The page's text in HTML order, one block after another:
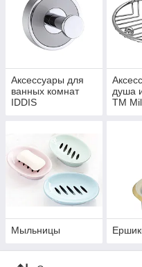
Аксессуары для
ванных комнат
IDDIS
душа
TM
Мыльницы